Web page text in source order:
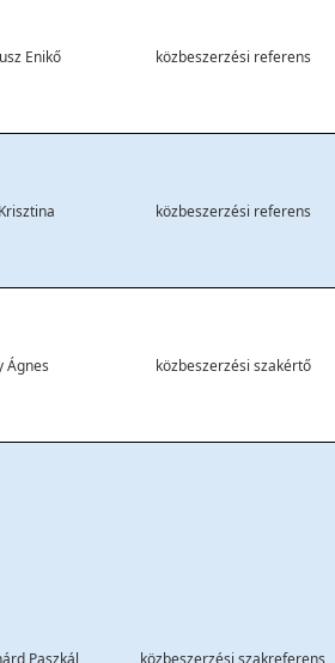
Enikő közbeszerzési referens
közbeszerzési referens
Ágnes közbeszerzési szakértő
Paszkál közbeszerzési szakreferens